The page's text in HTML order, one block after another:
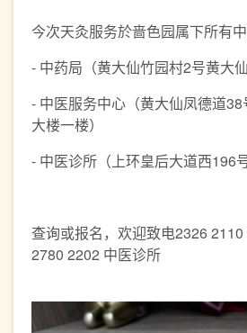
今次天灸服务於啬色园属下所有中
- 中药局（黄大仙竹园村2号黄大
- 中医服务中心（黄大仙凤德道
大楼一楼）
- 中医诊所（上环皇后大道西196
查询或报名，欢迎致电2326
2780 2202 中医诊所